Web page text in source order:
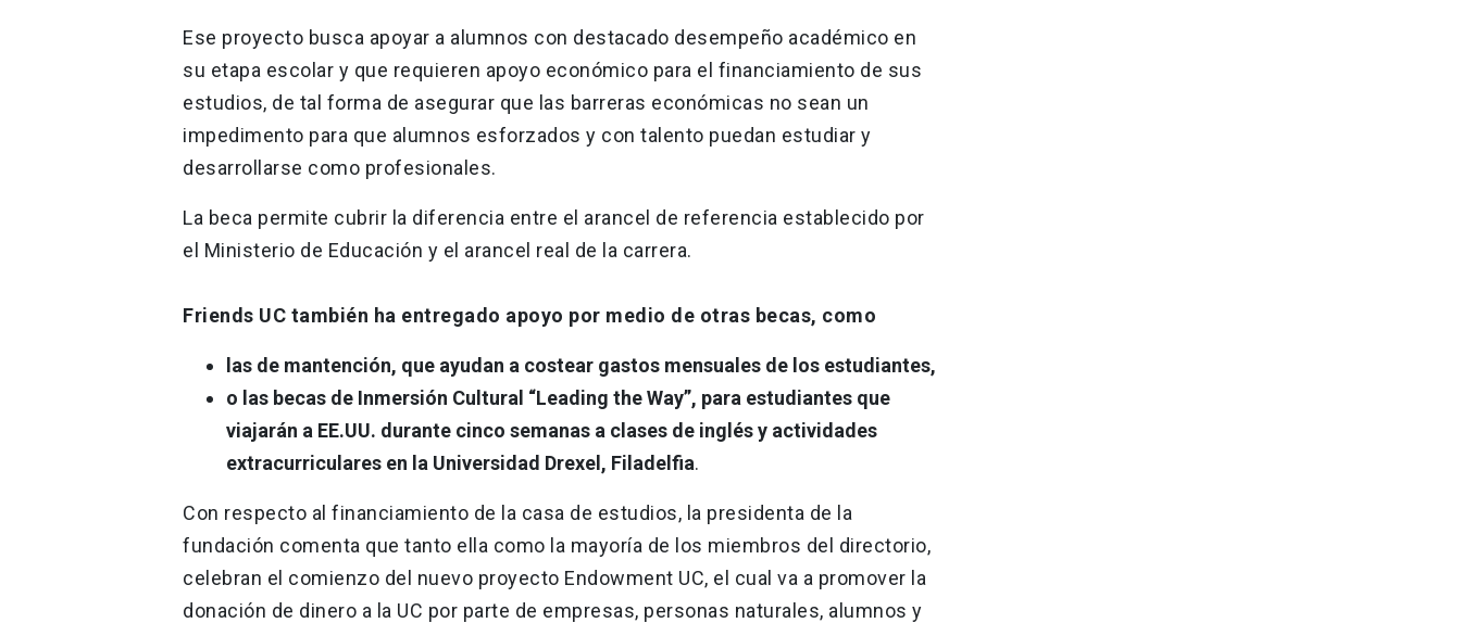
Ese proyecto busca apoyar a alumnos con destacado desempeño académico en
su etapa escolar y que requieren apoyo económico para el financiamiento de sus
estudios, de tal forma de asegurar que las barreras económicas no sean un
impedimento para que alumnos esforzados y con talento puedan estudiar y
desarrollarse como profesionales.
La beca permite cubrir la diferencia entre el arancel de referencia establecido por
el Ministerio de Educación y el arancel real de la carrera.
Friends UC también ha entregado apoyo por medio de otras becas, como
las de mantención, que ayudan a costear gastos mensuales de los estudiantes,
o las becas de Inmersión Cultural “Leading the Way”, para estudiantes que
viajarán a EE.UU. durante cinco semanas a clases de inglés y actividades
extracurriculares en la Universidad Drexel, Filadelfia.
Con respecto al financiamiento de la casa de estudios, la presidenta de la
fundación comenta que tanto ella como la mayoría de los miembros del directorio,
celebran el comienzo del nuevo proyecto Endowment UC, el cual va a promover la
donación de dinero a la UC por parte de empresas, personas naturales, alumnos y